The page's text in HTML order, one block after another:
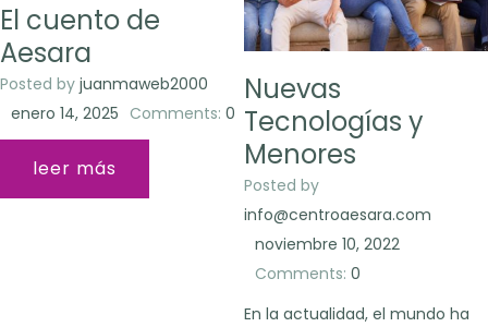
El cuento de
Aesara
Posted by juanmaweb2000
enero 14, 2025 Comments: 0
leer más
Nuevas
Tecnologías y
Menores
Posted by
info@centroaesara.com
noviembre 10, 2022
Comments: 0
En la actualidad, el mundo ha